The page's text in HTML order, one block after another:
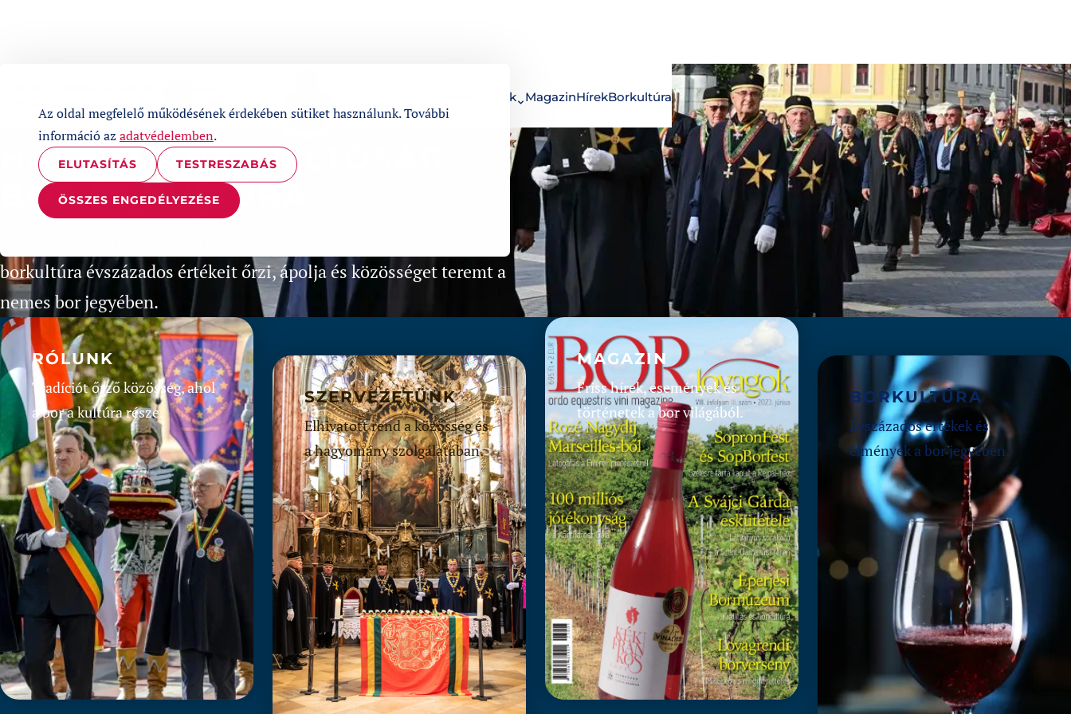
Az oldal megfelelő működésének érdekében sütiket használunk. További
információ az adatvédelemben.
ELUTASÍTÁS TESTRESZABÁS
ÖSSZES ENGEDÉLYEZÉSE
Szervezetünk MagazinHírekBorkultúra
HAGYOMÁNY, MÉLTÓSÁG,
BOR ÉS KULTÚRA
borkultúra évszázados értékeit őrzi, ápolja és közösséget teremt a
nemes bor jegyében.
RÓLUNK
Tradíciót őrző közösség, ahol
a bor a kultúra része.
SZERVEZETÜNK
Elhivatott rend a közösség és
a hagyomány szolgálatában.
MAGAZIN
Friss hírek, események és
történetek a bor világából.
BORKULTÚRA
Évszázados értékek és
élmények a bor jegyében.